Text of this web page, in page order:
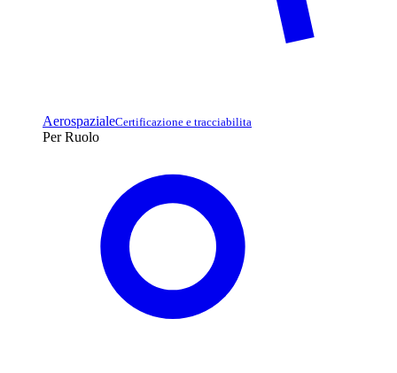
AerospazialeCertificazione e tracciabilita
Per Ruolo